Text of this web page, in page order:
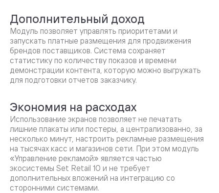
Дополнительный доход
Модуль позволяет управлять приоритетами и
запускать платные размещения для продвижения
брендов поставщиков. Система сохраняет
статистику по количеству показов и времени
демонстрации контента, которую можно выгружать
для подготовки отчетов заказчику.
Экономия на расходах
Использование экранов позволяет не печатать
лишние плакаты или постеры, а централизованно, за
несколько минут, настроить рекламные размещения
на тысячах касс и магазинов сети. При этом модуль
«Управление рекламой» является частью
экосистемы Set Retail 10 и не требует
дополнительных вложений на интеграцию со
сторонними системами.